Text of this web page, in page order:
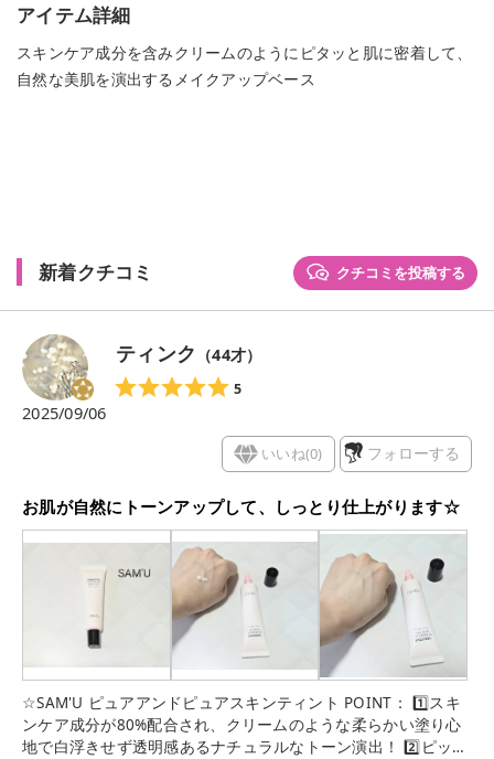
アイテム詳細
スキンケア成分を含みクリームのようにピタッと肌に密着して、
自然な美肌を演出するメイクアップベース
新着クチコミ クチコミを投稿する
ティンク （44才）
5
2025/09/06
いいね(0) フォローする
お肌が自然にトーンアップして、しっとり仕上がります☆
☆SAM'U ピュアアンドピュアスキンティント POINT： 1️⃣スキ
ンケア成分が80%配合され、クリームのような柔らかい塗り心
地で白浮きせず透明感あるナチュラルなトーン演出！ 2️⃣ピッタ